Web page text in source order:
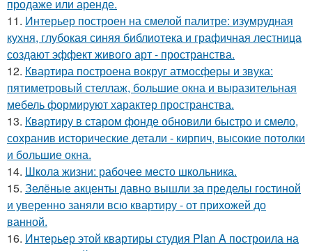
продаже или аренде.
11. Интерьер построен на смелой палитре: изумрудная
кухня, глубокая синяя библиотека и графичная лестница
создают эффект живого арт - пространства.
12. Квартира построена вокруг атмосферы и звука:
пятиметровый стеллаж, большие окна и выразительная
мебель формируют характер пространства.
13. Квартиру в старом фонде обновили быстро и смело,
сохранив исторические детали - кирпич, высокие потолки
и большие окна.
14. Школа жизни: рабочее место школьника.
15. Зелёные акценты давно вышли за пределы гостиной
и уверенно заняли всю квартиру - от прихожей до
ванной.
16. Интерьер этой квартиры студия Plan A построила на